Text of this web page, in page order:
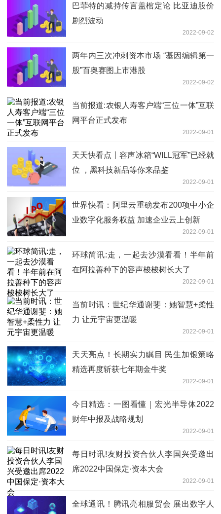
巴菲特的减持传言盖棺定论 比亚迪股价
剧烈波动
2022-09-02
两年内三次冲刺资本市场 “基因编辑第一
股”百奥赛图上市港股
2022-09-02
当前报道:农银人寿客户端“三位一体”互联
网平台正式发布
2022-09-01
天天快看点丨容声冰箱“WILL冠军”已经就
位 ，黑科技新品等你来品鉴
2022-09-01
世界快看：阿里云重磅发布200项中小企
业数字化服务权益 加速企业云上创新
2022-09-01
环球简讯:走，一起去沙漠看看！半年前
在阿拉善种下的容声梭梭树长大了
2022-09-01
当前时讯：世纪华通谢斐：她智慧+柔性
力 让元宇宙更温暖
2022-09-01
天天亮点！长期实力瞩目 民生加银策略
精选再度斩获七年期金牛奖
2022-09-01
今日精选：一图看懂｜宏光半导体2022
财年中报及战略规划
2022-09-01
每日时讯!友财投资合伙人李国兴受邀出
席2022中国保定·资本大会
2022-09-01
全球通讯！腾讯亮相服贸会 展出数字人